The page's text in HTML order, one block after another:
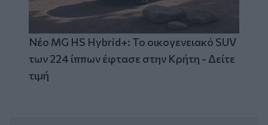
Νέο MG HS Hybrid+: Το οικογενειακό SUV
των 224 ίππων έφτασε στην Κρήτη - Δείτε
τιμή